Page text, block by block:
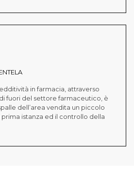
in farmacia, attraverso
fuori del settore farmaceutico, è
dell’area vendita un piccolo
prima istanza ed il controllo della